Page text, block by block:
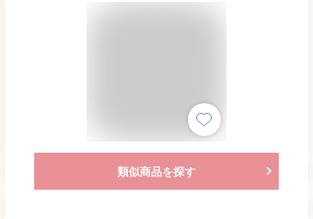
類似商品を探す